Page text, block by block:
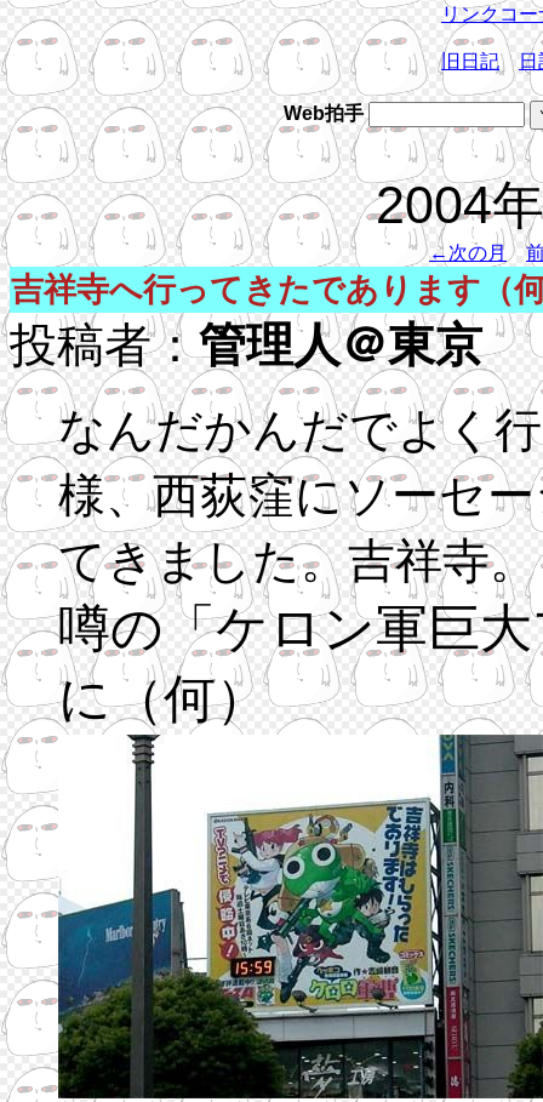
リンクコ
旧日記
Web拍手
2004
←次の月
吉祥寺へ行ってきたであります（
投稿者：管理人＠東京
なんだかんだでよく
様、西荻窪にソーセ
てきました。吉祥寺。
噂の「ケロン軍巨
に（何）